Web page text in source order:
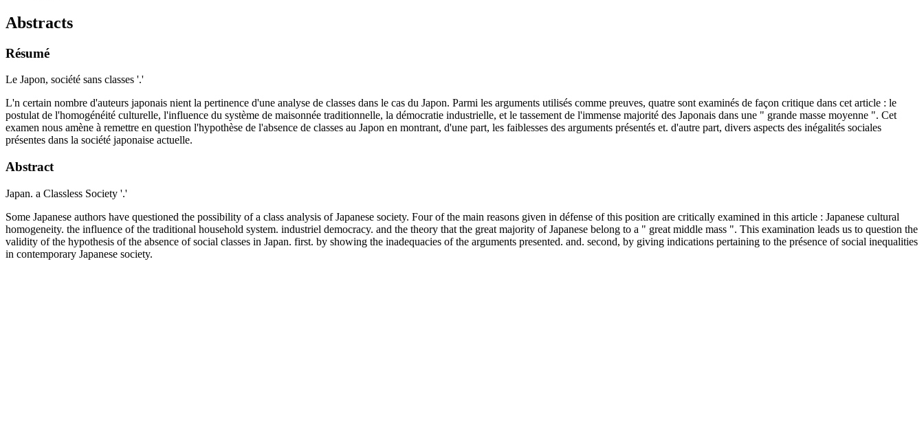
Abstracts
Résumé
Le Japon, société sans classes '.'
L'n certain nombre d'auteurs japonais nient la pertinence d'une analyse de classes dans le cas du Japon. Parmi les arguments utilisés comme preuves, quatre sont examinés de façon critique dans cet article : le
postulat de l'homogénéité culturelle, l'influence du système de maisonnée traditionnelle, la démocratie industrielle, et le tassement de l'immense majorité des Japonais dans une " grande masse moyenne ". Cet
examen nous amène à remettre en question l'hypothèse de l'absence de classes au Japon en montrant, d'une part, les faiblesses des arguments présentés et. d'autre part, divers aspects des inégalités sociales
présentes dans la société japonaise actuelle.
Abstract
Japan. a Classless Society '.'
Some Japanese authors have questioned the possibility of a class analysis of Japanese society. Four of the main reasons given in défense of this position are critically examined in this article : Japanese cultural
homogeneity. the influence of the traditional household system. industriel democracy. and the theory that the great majority of Japanese belong to a " great middle mass ". This examination leads us to question the
validity of the hypothesis of the absence of social classes in Japan. first. by showing the inadequacies of the arguments presented. and. second, by giving indications pertaining to the présence of social inequalities
in contemporary Japanese society.